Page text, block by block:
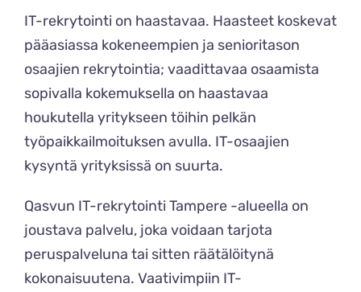
IT-rekrytointi on haastavaa. Haasteet koskevat
pääasiassa kokeneempien ja senioritason
osaajien rekrytointia; vaadittavaa osaamista
sopivalla kokemuksella on haastavaa
houkutella yritykseen töihin pelkän
työpaikkailmoituksen avulla. IT-osaajien
kysyntä yrityksissä on suurta.
Qasvun IT-rekrytointi Tampere -alueella on
joustava palvelu, joka voidaan tarjota
peruspalveluna tai sitten räätälöitynä
kokonaisuutena. Vaativimpiin IT-